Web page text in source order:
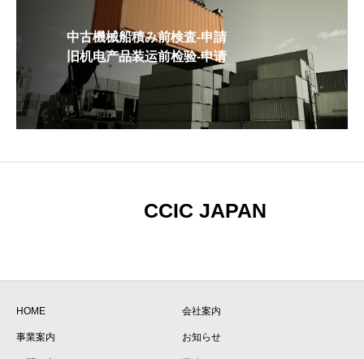
中古機械船積み前検査-申請
旧机电产品装运前检验-申请
CCIC JAPAN
HOME 会社案内
事業案内 お知らせ